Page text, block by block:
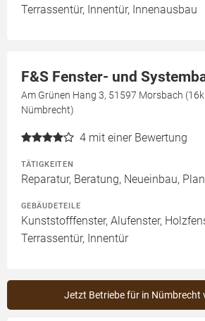
Terrassentür, Innentür, Innenausbau
F&S Fenster- und
Am Grünen Hang 3, 51597 Morsbach
Nümbrecht)
4 mit einer Bewertung
TÄTIGKEITEN
Reparatur, Beratung, Neueinbau,
GEBÄUDETEILE
Kunststofffenster, Alufenster,
Terrassentür, Innentür
Jetzt Betriebe für in Nümbrecht